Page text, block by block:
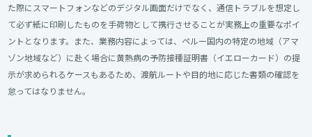
た際にスマートフォンなどのデジタル画面だけでなく、通信トラブルを想定し
て必ず紙に印刷したものを手荷物として携行させることが実務上の重要なポイ
ントとなります。また、業務内容によっては、ペルー国内の特定の地域（アマ
ゾン地域など）に赴く場合に黄熱病の予防接種証明書（イエローカード）の提
示が求められるケースもあるため、渡航ルートや目的地に応じた書類の確認を
怠ってはなりません。